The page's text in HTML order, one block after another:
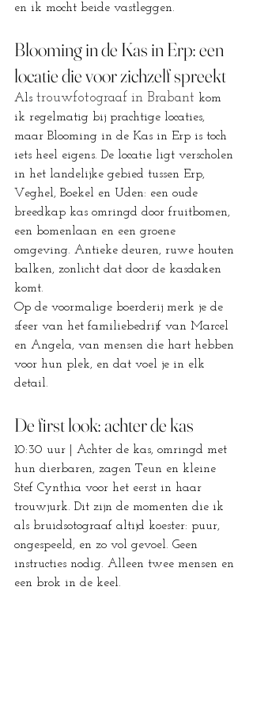
en ik mocht beide vastleggen.
Blooming in de Kas in Erp: een
locatie die voor zichzelf spreekt
Als trouwfotograaf in Brabant kom
ik regelmatig bij prachtige locaties,
maar Blooming in de Kas in Erp is toch
iets heel eigens. De locatie ligt verscholen
in het landelijke gebied tussen Erp,
Veghel, Boekel en Uden: een oude
breedkap kas omringd door fruitbomen,
een bomenlaan en een groene
omgeving. Antieke deuren, ruwe houten
balken, zonlicht dat door de kasdaken
komt.
Op de voormalige boerderij merk je de
sfeer van het familiebedrijf van Marcel
en Angela, van mensen die hart hebben
voor hun plek, en dat voel je in elk
detail.
De first look: achter de kas
10:30 uur | Achter de kas, omringd met
hun dierbaren, zagen Teun en kleine
Stef Cynthia voor het eerst in haar
trouwjurk. Dit zijn de momenten die ik
als bruidsotograaf altijd koester: puur,
ongespeeld, en zo vol gevoel. Geen
instructies nodig. Alleen twee mensen en
een brok in de keel.